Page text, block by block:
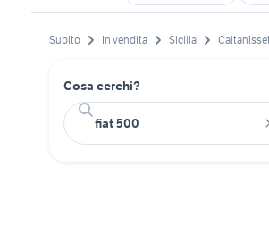
Subito In vendita Sicilia
Cosa cerchi?